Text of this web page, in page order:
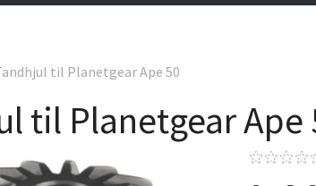
til Planetgear Ape 50
til Planetgear Ape